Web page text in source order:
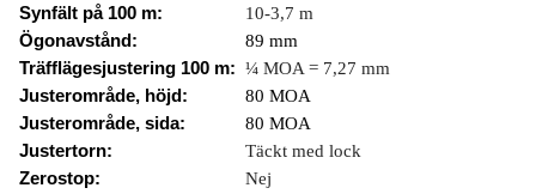
Synfält på 100 m:
10-3,7 m
Ögonavstånd:
89 mm
Träfflägesjustering 100 m: ¼ MOA = 7,27 mm
Justerområde, höjd:
80 MOA
Justerområde, sida:
80 MOA
Justertorn:
Täckt med lock
Zerostop:
Nej